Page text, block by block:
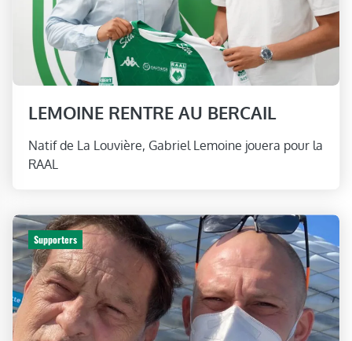
LEMOINE RENTRE AU BERCAIL
Natif de La Louvière, Gabriel Lemoine jouera pour la
RAAL
Supporters